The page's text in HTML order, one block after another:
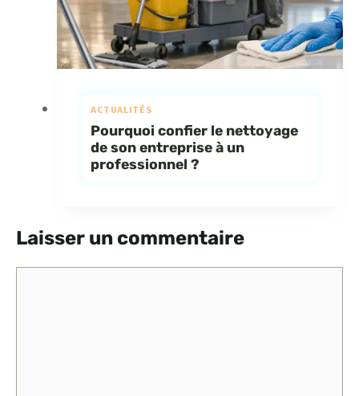
ACTUALITÉS
Pourquoi confier le nettoyage
de son entreprise à un
professionnel ?
Laisser un commentaire